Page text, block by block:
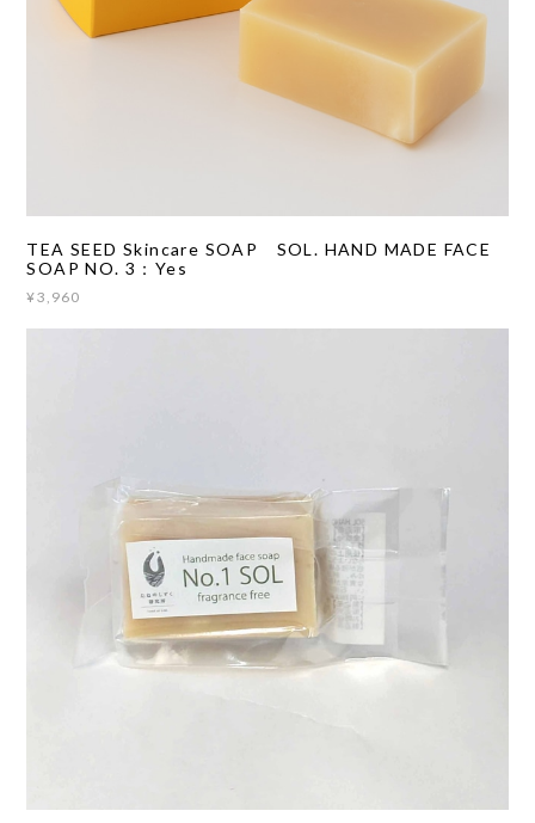
TEA SEED Skincare SOAP SOL. HAND MADE FACE
SOAP NO. 3：Yes
¥3,960